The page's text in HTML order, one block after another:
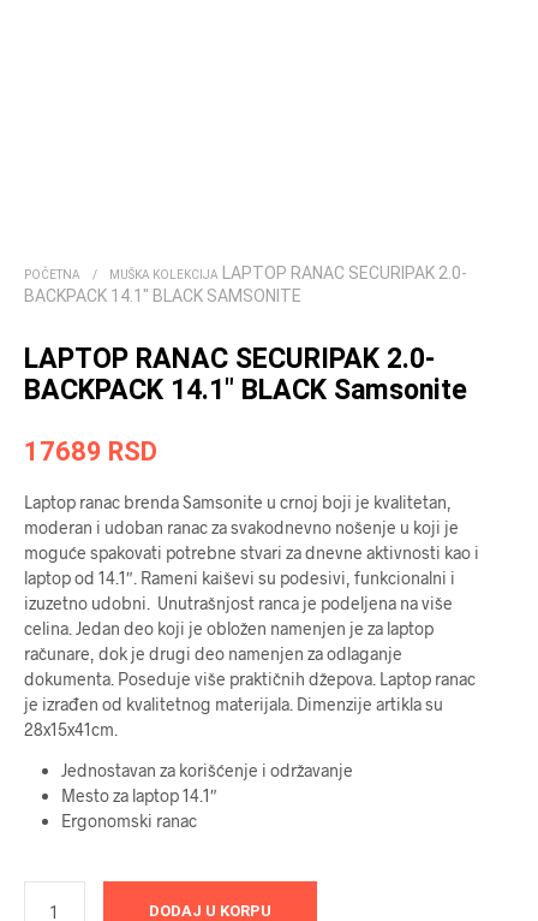
POČETNA / MUŠKA KOLEKCIJA LAPTOP RANAC SECURIPAK 2.0-
BACKPACK 14.1″ BLACK SAMSONITE
LAPTOP RANAC SECURIPAK 2.0-
BACKPACK 14.1″ BLACK Samsonite
17689 RSD
Laptop ranac brenda Samsonite u crnoj boji je kvalitetan,
moderan i udoban ranac za svakodnevno nošenje u koji je
moguće spakovati potrebne stvari za dnevne aktivnosti kao i
laptop od 14.1″. Rameni kaiševi su podesivi, funkcionalni i
izuzetno udobni. Unutrašnjost ranca je podeljena na više
celina. Jedan deo koji je obložen namenjen je za laptop
računare, dok je drugi deo namenjen za odlaganje
dokumenta. Poseduje više praktičnih džepova. Laptop ranac
je izrađen od kvalitetnog materijala. Dimenzije artikla su
28x15x41cm.
Jednostavan za korišćenje i održavanje
Mesto za laptop 14.1″
Ergonomski ranac
DODAJ U KORPU